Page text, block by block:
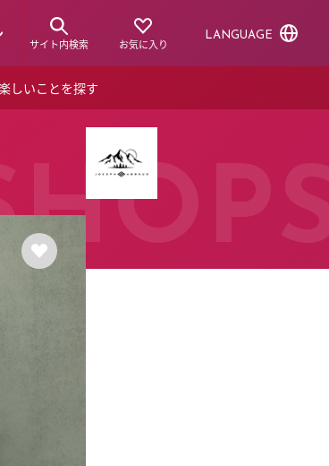
サイト内検索 お気に入り
LANGUAGE
しいことを探す
ップニュース
アスタイル
タルブック